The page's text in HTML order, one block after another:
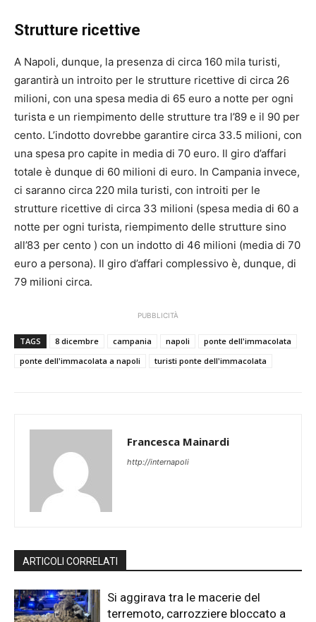
Strutture ricettive
A Napoli, dunque, la presenza di circa 160 mila turisti,
garantirà un introito per le strutture ricettive di circa 26
milioni, con una spesa media di 65 euro a notte per ogni
turista e un riempimento delle strutture tra l’89 e il 90 per
cento. L’indotto dovrebbe garantire circa 33.5 milioni, con
una spesa pro capite in media di 70 euro. Il giro d’affari
totale è dunque di 60 milioni di euro. In Campania invece,
ci saranno circa 220 mila turisti, con introiti per le
strutture ricettive di circa 33 milioni (spesa media di 60 a
notte per ogni turista, riempimento delle strutture sino
all’83 per cento ) con un indotto di 46 milioni (media di 70
euro a persona). Il giro d’affari complessivo è, dunque, di
79 milioni circa.
PUBBLICITÀ
TAGS 8 dicembre campania napoli
ponte dell'immacolata
ponte dell'immacolata a napoli
turisti ponte dell'immacolata
Francesca Mainardi
http://internapoli
ARTICOLI CORRELATI
Si aggirava tra le macerie del
terremoto, carrozziere bloccato a